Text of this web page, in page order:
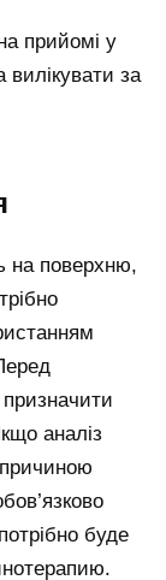
прийомі у
вилікувати за
на поверхню,
аналіз
буде